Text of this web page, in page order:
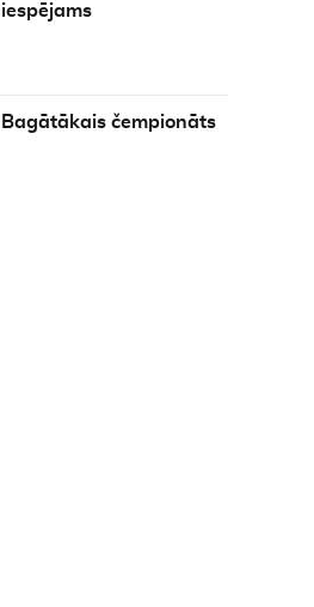
iespējams
Bagātākais čempionāts